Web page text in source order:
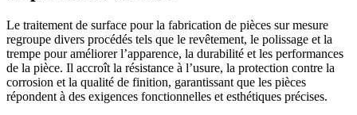
Le traitement de surface pour la fabrication de pièces sur mesure
regroupe divers procédés tels que le revêtement, le polissage et la
trempe pour améliorer l’apparence, la durabilité et les performances
de la pièce. Il accroît la résistance à l’usure, la protection contre la
corrosion et la qualité de finition, garantissant que les pièces
répondent à des exigences fonctionnelles et esthétiques précises.